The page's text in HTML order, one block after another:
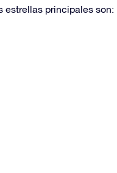
estrellas principales son: